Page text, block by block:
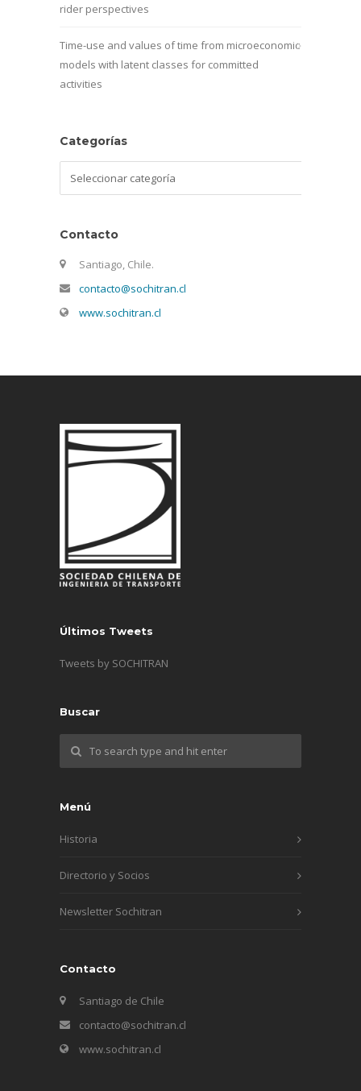
rider perspectives
Time-use and values of time from microeconomic
models with latent classes for committed
activities
Categorías
Contacto
Santiago, Chile.
contacto@sochitran.cl
www.sochitran.cl
Últimos Tweets
Tweets by SOCHITRAN
Buscar
Menú
Historia
Directorio y Socios
Newsletter Sochitran
Contacto
Santiago de Chile
contacto@sochitran.cl
www.sochitran.cl